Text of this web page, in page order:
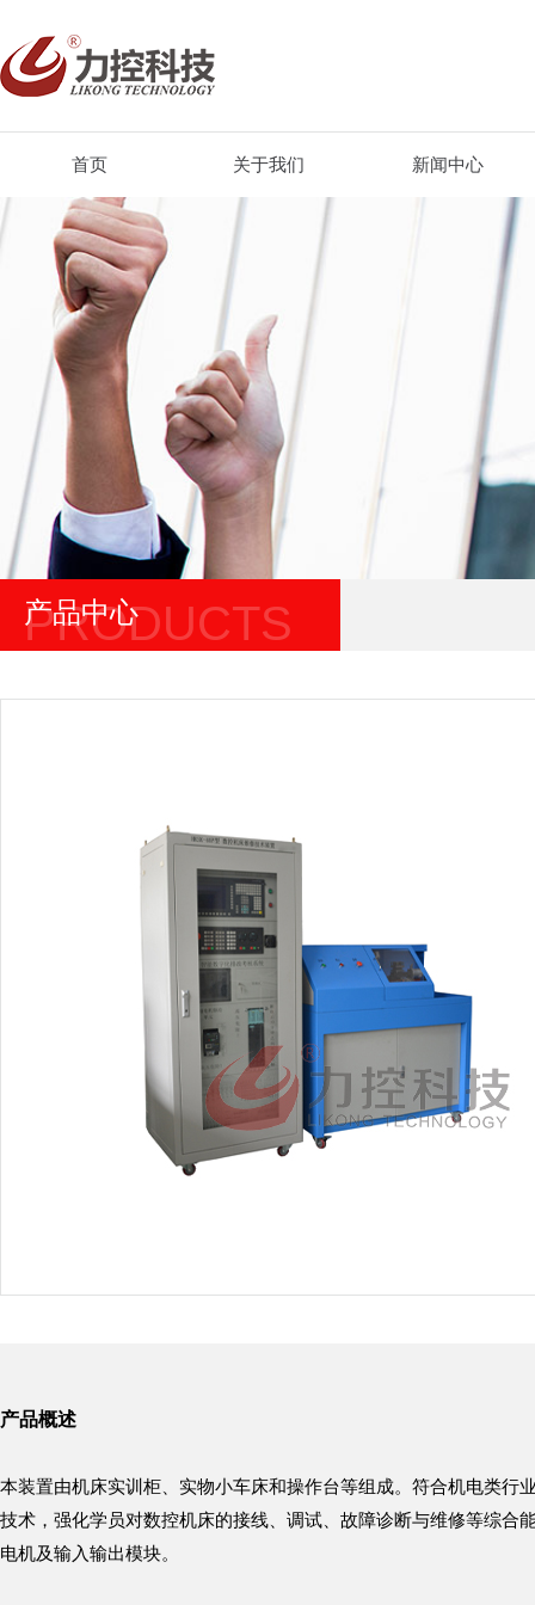
首页 关于我们 新闻中心
产品中心
PRODUCTS
产品概述
本装置由机床实训柜、实物小车床和操作台等组成。 符合机电类行
技术，强化学员对数控机床的接线、调试、故障诊断与维修等综合
电机及输入输出模块。